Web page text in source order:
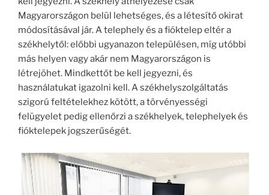
Magyarországon belül lehetséges, és a létesítő okirat
módosításával jár. A telephely és a fióktelep eltér a
székhelytől: előbbi ugyanazon településen, míg utóbbi
más helyen vagy akár nem Magyarországon is
létrejöhet. Mindkettőt be kell jegyezni, és
használatukat igazolni kell. A székhelyszolgáltatás
szigorú feltételekhez kötött, a törvényességi
felügyelet pedig ellenőrzi a székhelyek, telephelyek és
fióktelepek jogszerűségét.